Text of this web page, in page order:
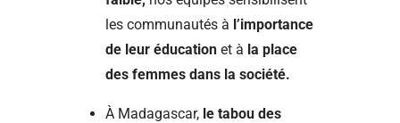
les communautés à l’importance
de leur éducation et à la place
des femmes dans la société.
À Madagascar, le tabou des